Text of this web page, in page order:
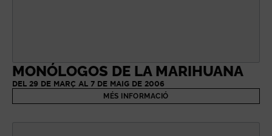
MONÓLOGOS DE LA MARIHUANA
DEL 29 DE MARÇ AL 7 DE MAIG DE 2006
MÉS INFORMACIÓ